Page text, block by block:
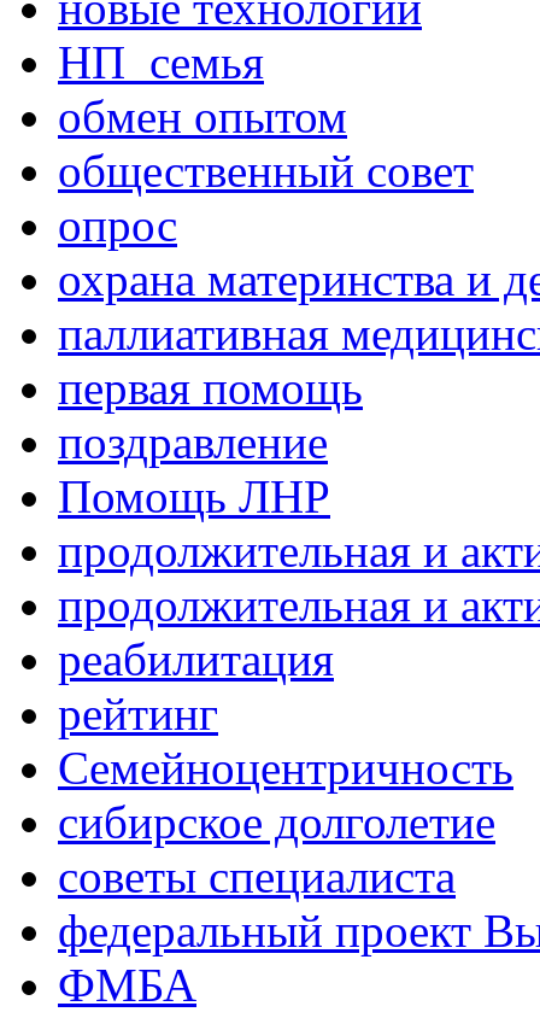
НП_семья
обмен опытом
общественный совет
опрос
охрана материнства и
паллиативная
первая помощь
поздравление
Помощь ЛНР
продолжительная и
продолжительная и
реабилитация
рейтинг
Семейноцентричность
сибирское долголетие
советы специалиста
федеральный проект
ФМБА